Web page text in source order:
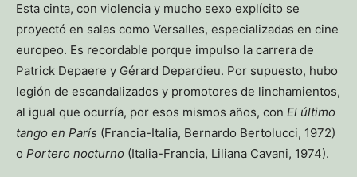
Esta cinta, con violencia y mucho sexo explícito se
proyectó en salas como Versalles, especializadas en cine
europeo. Es recordable porque impulso la carrera de
Patrick Depaere y Gérard Depardieu. Por supuesto, hubo
legión de escandalizados y promotores de linchamientos,
al igual que ocurría, por esos mismos años, con El último
tango en París (Francia-Italia, Bernardo Bertolucci, 1972)
o Portero nocturno (Italia-Francia, Liliana Cavani, 1974).